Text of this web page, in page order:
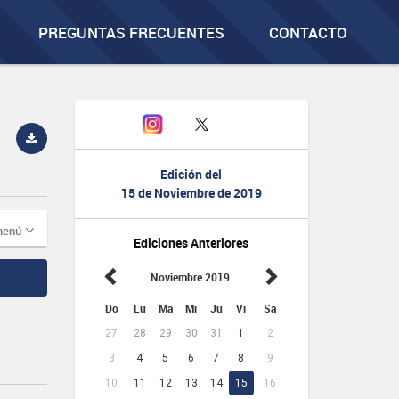
PREGUNTAS FRECUENTES CONTACTO
Edición del
15 de Noviembre de 2019
Ediciones Anteriores
Noviembre 2019
Do Lu Ma Mi Ju Vi Sa
27 28 29 30 31 1
2
3
4 5 6 7 8
9
10
11 12 13 14 15 16